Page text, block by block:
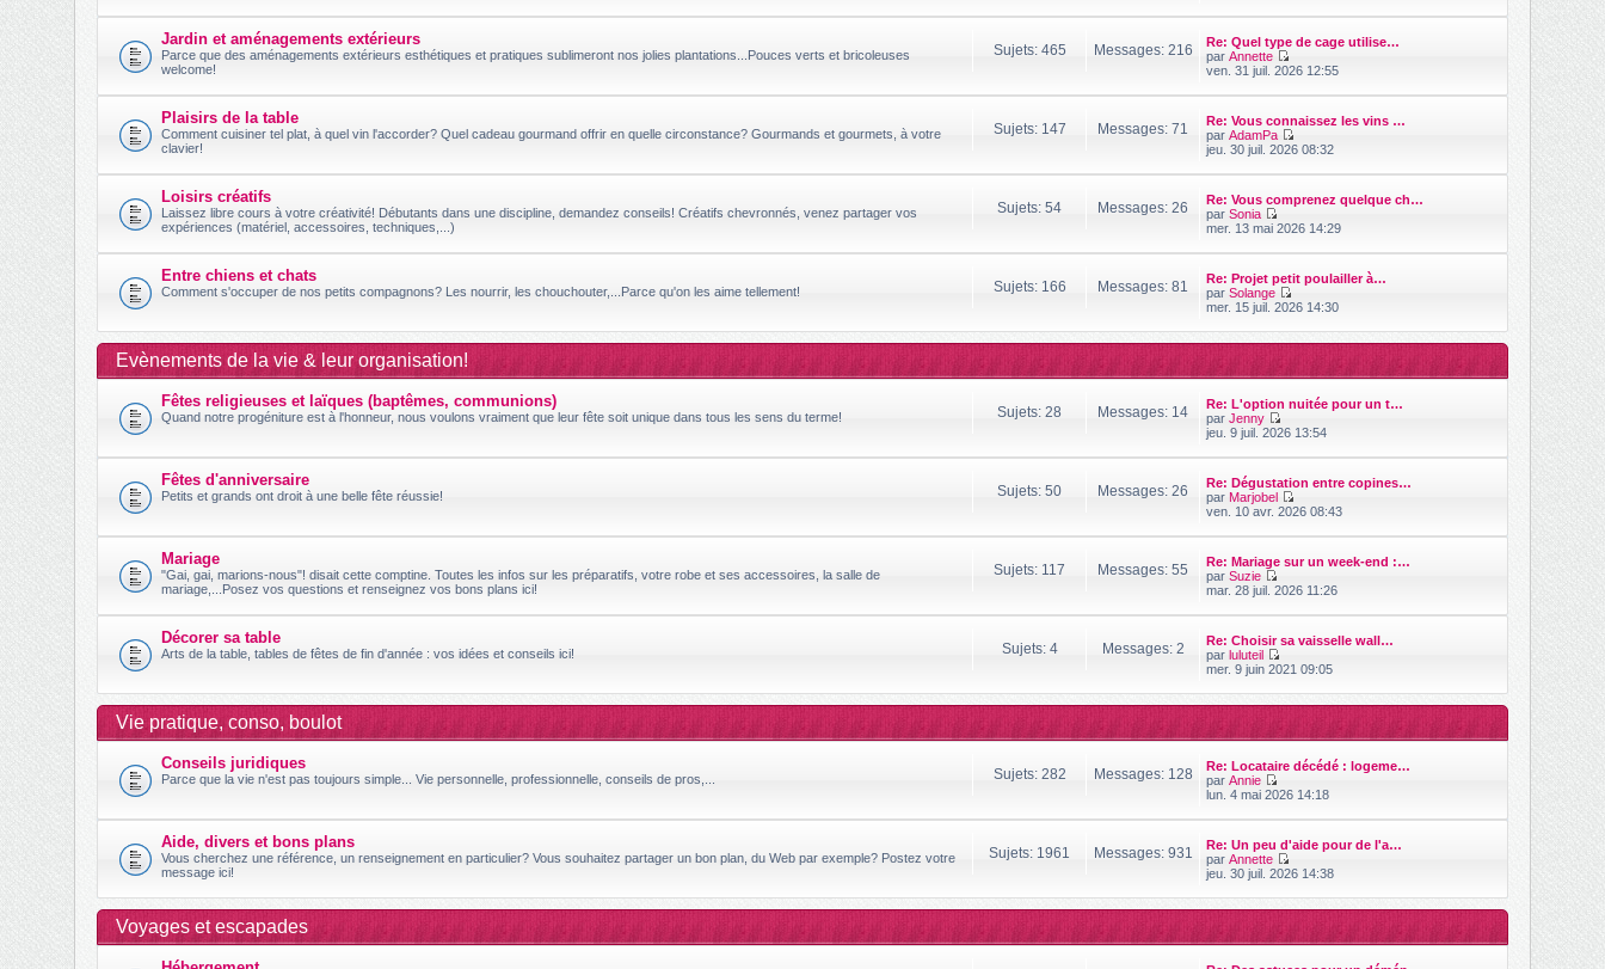
a
g
e
r
i
r
s
a
e
i
d
n
e
m
s
a
Jardin et aménagements extérieurs
Parce que des aménagements extérieurs esthétiques et pratiques sublimeront nos jolies plantations...Pouces verts et bricoleuses
welcome!
Sujets: 465 Messages: 216
Re: Quel type de cage utilise…
par Annette
V
i
l
e
d
n
e
m
s
s
a
e
ven. 31 juil. 2026 12:55
Plaisirs de la table
Comment cuisiner tel plat, à quel vin l'accorder? Quel cadeau gourmand offrir en quelle circonstance? Gourmands et gourmets, à votre
clavier!
Sujets: 147 Messages: 71
Re: Vous connaissez les vins …
par AdamPa
V
i
l
d
n
e
m
e
s
g
jeu. 30 juil. 2026 08:32
Loisirs créatifs
Laissez libre cours à votre créativité! Débutants dans une discipline, demandez conseils! Créatifs chevronnés, venez partager vos
expériences (matériel, accessoires, techniques,...)
Sujets: 54 Messages: 26
Re: Vous comprenez quelque ch…
par Sonia
V
i
l
e
d
r
e
m
e
s
s
g
mer. 13 mai 2026 14:29
Entre chiens et chats
Comment s'occuper de nos petits compagnons? Les nourrir, les chouchouter,...Parce qu'on les aime tellement! Sujets: 166 Messages: 81
Re: Projet petit poulailler à…
par Solange
V
i
r
e
e
n
e
m
e
s
s
g
mer. 15 juil. 2026 14:30
Evènements de la vie & leur organisation!
Fêtes religieuses et laïques (baptêmes, communions)
Quand notre progéniture est à l'honneur, nous voulons vraiment que leur fête soit unique dans tous les sens du terme! Sujets: 28 Messages: 14
Re: L'option nuitée pour un t…
par Jenny
V
i
l
e
d
n
e
m
s
a
e
jeu. 9 juil. 2026 13:54
Fêtes d'anniversaire
Petits et grands ont droit à une belle fête réussie! Sujets: 50 Messages: 26
Re: Dégustation entre copines…
par Marjobel
V
i
l
d
n
e
m
e
s
g
ven. 10 avr. 2026 08:43
Mariage
"Gai, gai, marions-nous"! disait cette comptine. Toutes les infos sur les préparatifs, votre robe et ses accessoires, la salle de
mariage,...Posez vos questions et renseignez vos bons plans ici!
Sujets: 117 Messages: 55
Re: Mariage sur un week-end :…
par Suzie
V
i
e
d
r
e
m
e
s
s
g
e
mar. 28 juil. 2026 11:26
Décorer sa table
Arts de la table, tables de fêtes de fin d'année : vos idées et conseils ici! Sujets: 4 Messages: 2
Re: Choisir sa vaisselle wall…
par luluteil
V
i
r
e
e
n
e
m
e
s
s
a
e
mer. 9 juin 2021 09:05
Vie pratique, conso, boulot
Conseils juridiques
Parce que la vie n'est pas toujours simple... Vie personnelle, professionnelle, conseils de pros,... Sujets: 282 Messages: 128
Re: Locataire décédé : logeme…
par Annie
V
i
e
d
r
e
lun. 4 mai 2026 14:18
Aide, divers et bons plans
Vous cherchez une référence, un renseignement en particulier? Vous souhaitez partager un bon plan, du Web par exemple? Postez votre
message ici!
Sujets: 1961 Messages: 931
Re: Un peu d'aide pour de l'a…
par Annette
V
i
r
e
jeu. 30 juil. 2026 14:38
Voyages et escapades